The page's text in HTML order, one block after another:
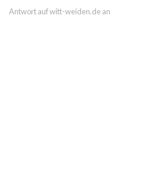
Antwort auf witt-weiden.de an